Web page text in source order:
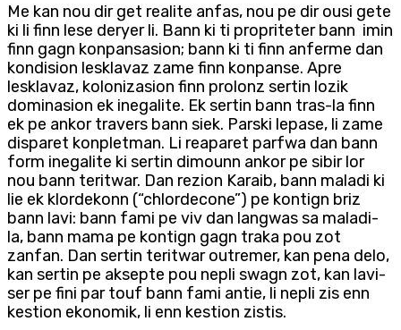
Me kan nou dir get realite anfas, nou pe dir ousi gete
ki li finn lese deryer li. Bann ki ti propriteter bann imin
finn gagn konpansasion; bann ki ti finn anferme dan
kondision lesklavaz zame finn konpanse. Apre
lesklavaz, kolonizasion finn prolonz sertin lozik
dominasion ek inegalite. Ek sertin bann tras-la finn
ek pe ankor travers bann siek. Parski lepase, li zame
disparet konpletman. Li reaparet parfwa dan bann
form inegalite ki sertin dimounn ankor pe sibir lor
nou bann teritwar. Dan rezion Karaib, bann maladi ki
lie ek klordekonn (“chlordecone”) pe kontign briz
bann lavi: bann fami pe viv dan langwas sa maladi-
la, bann mama pe kontign gagn traka pou zot
zanfan. Dan sertin teritwar outremer, kan pena delo,
kan sertin pe aksepte pou nepli swagn zot, kan lavi-
ser pe fini par touf bann fami antie, li nepli zis enn
kestion ekonomik, li enn kestion zistis.